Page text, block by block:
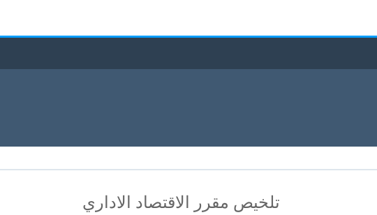
تلخيص مقرر الاقتصاد الاداري